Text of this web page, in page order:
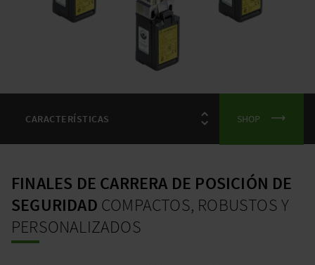
SHOP
FINALES DE CARRERA DE POSICIÓN DE
SEGURIDAD COMPACTOS, ROBUSTOS Y
PERSONALIZADOS